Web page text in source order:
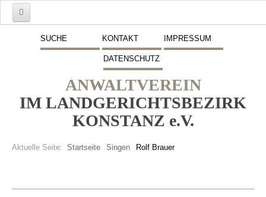
SUCHE KONTAKT IMPRESSUM
DATENSCHUTZ
ANWALTVEREIN
IM LANDGERICHTSBEZIRK
KONSTANZ e.V.
Aktuelle Seite: Startseite Singen Rolf Brauer
Schwerpunkte